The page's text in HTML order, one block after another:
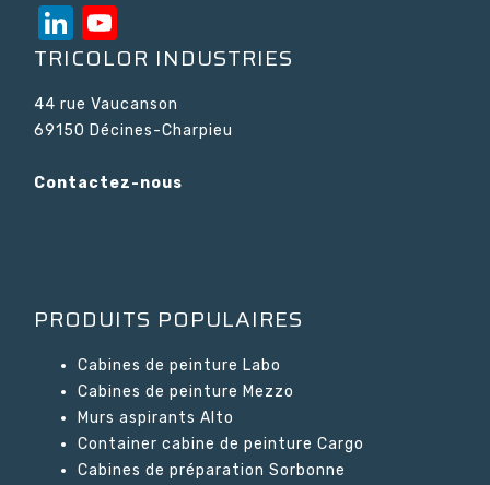
LinkedIn
Channel
TRICOLOR INDUSTRIES
44 rue Vaucanson
69150 Décines-Charpieu
Contactez-nous
PRODUITS POPULAIRES
Cabines de peinture Labo
Cabines de peinture Mezzo
Murs aspirants Alto
Container cabine de peinture Cargo
Cabines de préparation Sorbonne